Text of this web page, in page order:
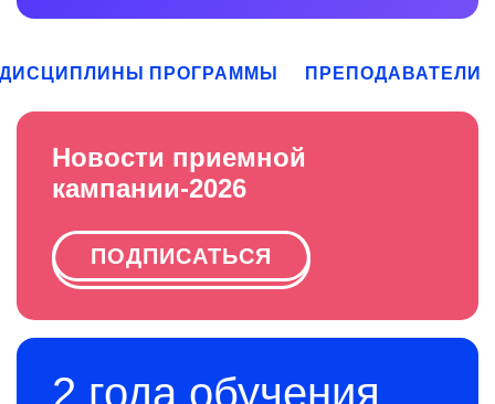
ПРОГРАММЫ ПРЕПОДАВАТЕЛИ
Новости приемной
кампании-2026
ПОДПИСАТЬСЯ
2 года обучения